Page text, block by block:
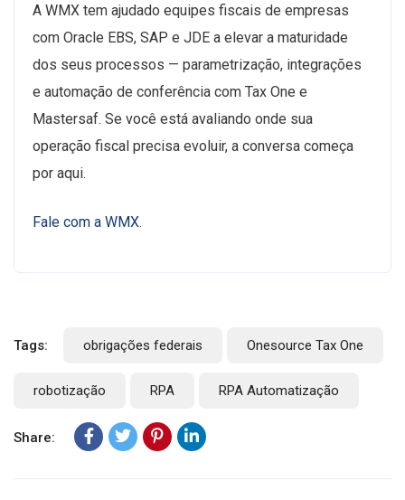
A WMX tem ajudado equipes fiscais de empresas
com Oracle EBS, SAP e JDE a elevar a maturidade
dos seus processos — parametrização, integrações
e automação de conferência com Tax One e
Mastersaf. Se você está avaliando onde sua
operação fiscal precisa evoluir, a conversa começa
por aqui.
Fale com a WMX.
Tags: obrigações federais Onesource Tax One
robotização RPA RPA Automatização
Share: